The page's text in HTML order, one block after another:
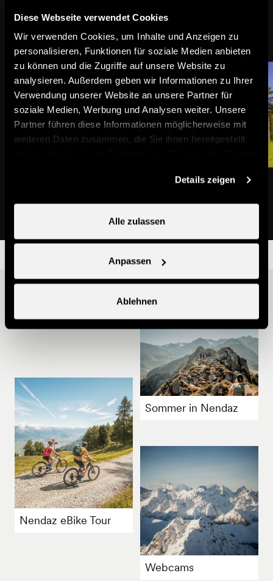
Diese Webseite verwendet Cookies
Wir verwenden Cookies, um Inhalte und Anzeigen zu
personalisieren, Funktionen für soziale Medien anbieten
zu können und die Zugriffe auf unsere Website zu
analysieren. Außerdem geben wir Informationen zu Ihrer
Verwendung unserer Website an unsere Partner für
soziale Medien, Werbung und Analysen weiter. Unsere
Partner führen diese Informationen möglicherweise mit
weiteren Daten zusammen, die Sie ihnen bereitgestellt
Details zeigen
Alle zulassen
Anpassen
Ablehnen
Auf dem Weg
Kapelle von Bleusy
Sehenswürdigkeiten
Sommer in Nendaz
Nendaz eBike Tour
Webcams